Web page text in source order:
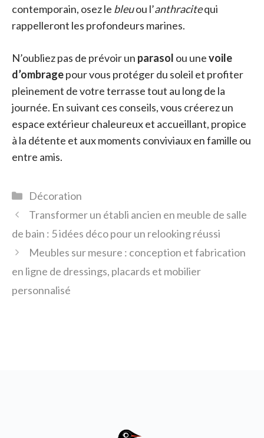
contemporain, osez le bleuou l’anthracitequi
rappelleront les profondeurs marines.
N’oubliez pas de prévoir un parasol ou unevoile
d’ombragepour vous protéger du soleil et profiter
pleinement de votre terrasse tout au long de la
journée. En suivant ces conseils, vous créerez un
espace extérieur chaleureux et accueillant, propice
à la détente et aux moments conviviaux en famille ou
entre amis.
Catégories
Décoration
Transformer un établi ancien en meuble de salle
de bain : 5 idées déco pour un relooking réussi
Meubles sur mesure : conception et fabrication
en ligne de dressings, placards et mobilier
personnalisé